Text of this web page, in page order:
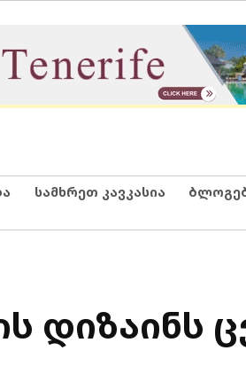
სამხრეთ კავკასია
დიზაინს